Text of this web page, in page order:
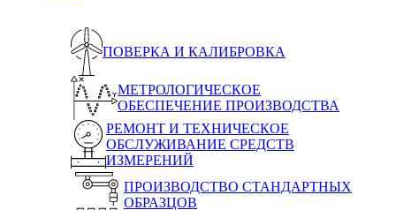
ПОВЕРКА И КАЛИБРОВКА
МЕТРОЛОГИЧЕСКОЕ
ОБЕСПЕЧЕНИЕ ПРОИЗВОДСТВА
РЕМОНТ И ТЕХНИЧЕСКОЕ
ОБСЛУЖИВАНИЕ СРЕДСТВ
ИЗМЕРЕНИЙ
ПРОИЗВОДСТВО СТАНДАРТНЫХ
ОБРАЗЦОВ